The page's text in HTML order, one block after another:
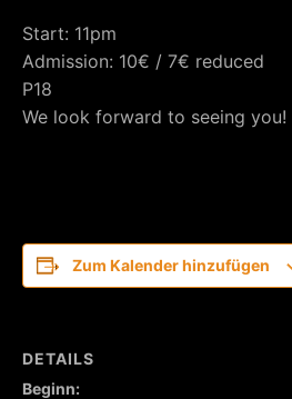
Start: 11pm
Admission: 10€ / 7€ reduced
P18
We look forward to seeing you!
Zum Kalender hinzufügen
DETAILS
Beginn: